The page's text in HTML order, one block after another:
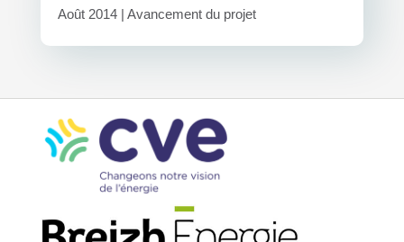
Août 2014| Avancement du projet